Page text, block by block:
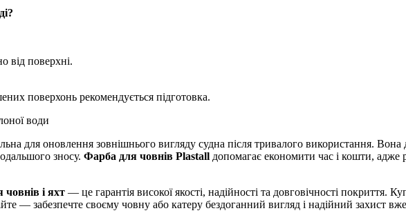
від поверхні.
поверхонь рекомендується підготовка.
води
для оновлення зовнішнього вигляду судна після тривалого використання.
зносу. Фарба для човнів Plastall допомагає економити час і кошти,
і яхт — це гарантія високої якості, надійності та довговічності
— забезпечте своєму човну або катеру бездоганний вигляд і надійний захист